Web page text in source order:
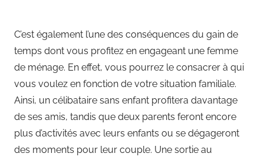
C’est également l’une des conséquences du gain de
temps dont vous profitez en engageant une femme
de ménage. En effet, vous pourrez le consacrer à qui
vous voulez en fonction de votre situation familiale.
Ainsi, un célibataire sans enfant profitera davantage
de ses amis, tandis que deux parents feront encore
plus d’activités avec leurs enfants ou se dégageront
des moments pour leur couple. Une sortie au